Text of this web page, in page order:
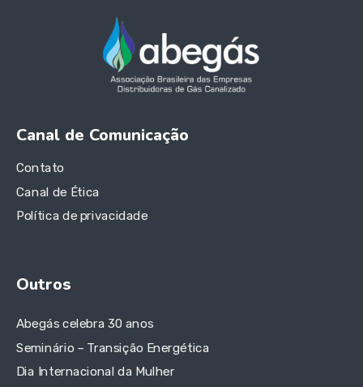
Canal de Comunicação
Contato
Canal de Ética
Política de privacidade
Outros
Abegás celebra 30 anos
Seminário – Transição Energética
Dia Internacional da Mulher